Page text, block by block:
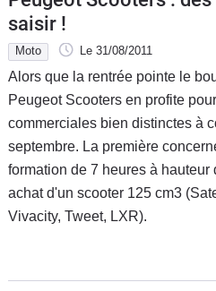
saisir !
Moto Le 31/08/2011
Alors que la rentrée pointe le
Peugeot Scooters en profite
commerciales bien distinctes à
septembre. La première
formation de 7 heures à hauteur
achat d'un scooter 125 cm3
Vivacity, Tweet, LXR).